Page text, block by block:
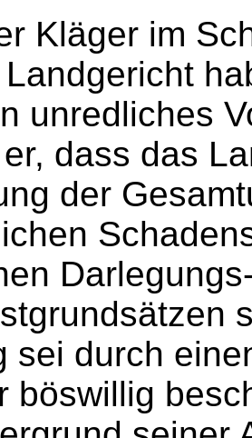
Kläger im
unredliches
dass das
der
sei durch
böswillig